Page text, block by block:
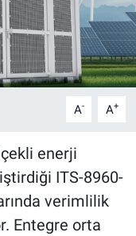
A- A+
enerji
ITS-8960-
verimlilik
Entegre orta